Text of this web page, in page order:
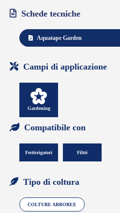
Schede tecniche
Aquatape Garden
Campi di applicazione
Gardening
Compatibile con
Fertirrigatori Filtri
Tipo di coltura
COLTURE ARBOREE